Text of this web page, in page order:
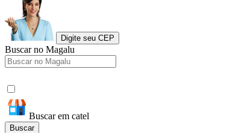
Digite seu CEP
Buscar no Magalu
Buscar em catel
Buscar